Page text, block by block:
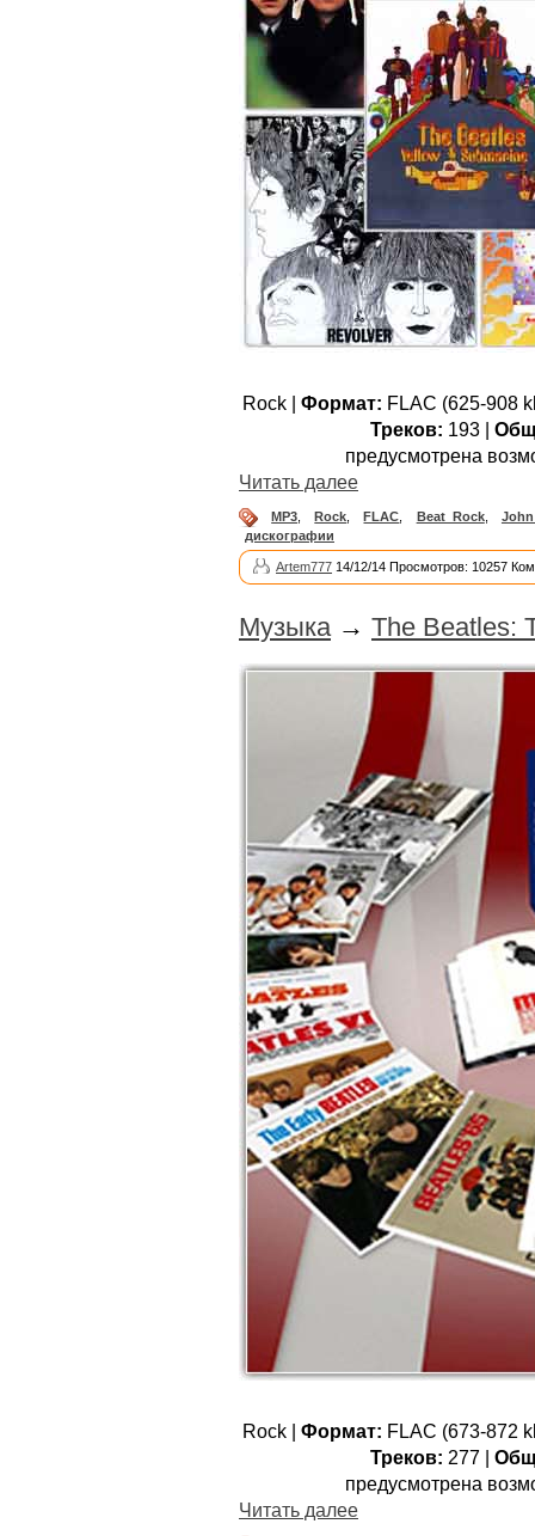
Rock | Формат: FLAC (625-908
Треков: 193 |
предусмотрена
Читать далее
MP3 Rock FLAC Beat Rock,
дискографии
Artem777 14/12/14 Просмотров: 10257
Музыка→ The Beatles:
Rock | Формат: FLAC (673-872
Треков: 277 |
предусмотрена
Читать далее